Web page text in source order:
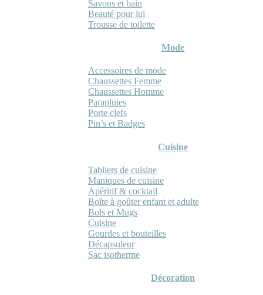
Savons et bain
Beauté pour lui
Trousse de toilette
Mode
Accessoires de mode
Chaussettes Femme
Chaussettes Homme
Parapluies
Porte clefs
Pin’s et Badges
Cuisine
Tabliers de cuisine
Maniques de cuisine
Apéritif & cocktail
Boîte à goûter enfant et adulte
Bols et Mugs
Cuisine
Gourdes et bouteilles
Décapsuleur
Sac isotherme
Décoration